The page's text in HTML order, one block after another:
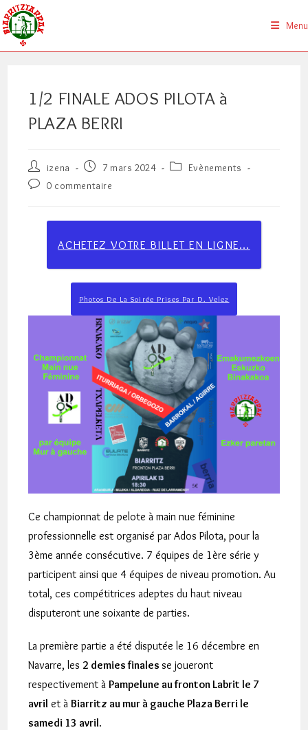
Skip
to
content
Menu
1/2 FINALE ADOS PILOTA à
PLAZA BERRI
Auteur/autrice
de
la
izena
Publication
7 mars 2024
PostEvènements
Commentaires
publication :
0 commentaire
ACHETEZ VOTRE BILLET EN LIGNE…
Photos De La Soirée Prises Par D. Velez
Ce championnat de pelote à main nue féminine
professionnelle est organisé par Ados Pilota, pour la
3ème année consécutive. 7 équipes de 1ère série y
participent ainsi que 4 équipes de niveau promotion. Au
total, ces compétitrices adeptes du haut niveau
disputeront une soixante de parties.
La première partie a été disputée le 16 décembre en
Navarre, les 2 demies finalesse joueront
respectivement àPampelune au fronton Labrit le 7
avril et àBiarritz au mur à gauche Plaza Berri le
samedi 13 avril.